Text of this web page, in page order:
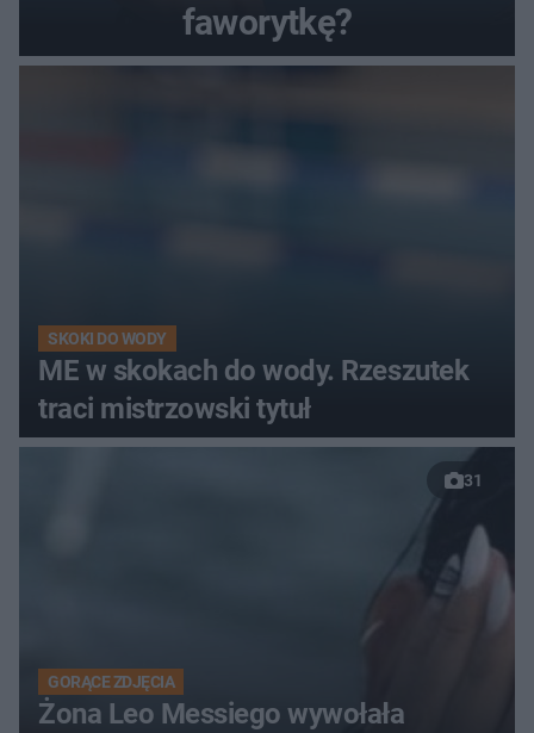
faworytkę?
SKOKI DO WODY
ME w skokach do wody. Rzeszutek
traci mistrzowski tytuł
31
GORĄCE ZDJĘCIA
Żona Leo Messiego wywołała